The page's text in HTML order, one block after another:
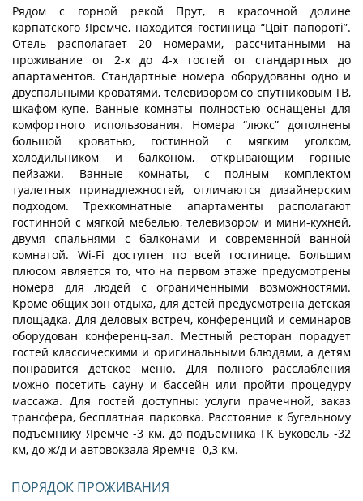
Рядом с горной рекой Прут, в красочной долине
карпатского Яремче, находится гостиница “Цвіт папороті”.
Отель располагает 20 номерами, рассчитанными на
проживание от 2-х до 4-х гостей от стандартных до
апартаментов. Стандартные номера оборудованы одно и
двуспальными кроватями, телевизором со спутниковым ТВ,
шкафом-купе. Ванные комнаты полностью оснащены для
комфортного использования. Номера “люкс” дополнены
большой кроватью, гостинной с мягким уголком,
холодильником и балконом, открывающим горные
пейзажи. Ванные комнаты, с полным комплектом
туалетных принадлежностей, отличаются дизайнерским
подходом. Трехкомнатные апартаменты располагают
гостинной с мягкой мебелью, телевизором и мини-кухней,
двумя спальнями с балконами и современной ванной
комнатой. Wi-Fi доступен по всей гостинице. Большим
плюсом является то, что на первом этаже предусмотрены
номера для людей с ограниченными возможностями.
Кроме общих зон отдыха, для детей предусмотрена детская
площадка. Для деловых встреч, конференций и семинаров
оборудован конференц-зал. Местный ресторан порадует
гостей классическими и оригинальными блюдами, а детям
понравится детское меню. Для полного расслабления
можно посетить сауну и бассейн или пройти процедуру
массажа. Для гостей доступны: услуги прачечной, заказ
трансфера, бесплатная парковка. Расстояние к бугельному
подъемнику Яремче -3 км, до подъемника ГК Буковель -32
км, до ж/д и автовокзала Яремче -0,3 км.
ПОРЯДОК ПРОЖИВАНИЯ